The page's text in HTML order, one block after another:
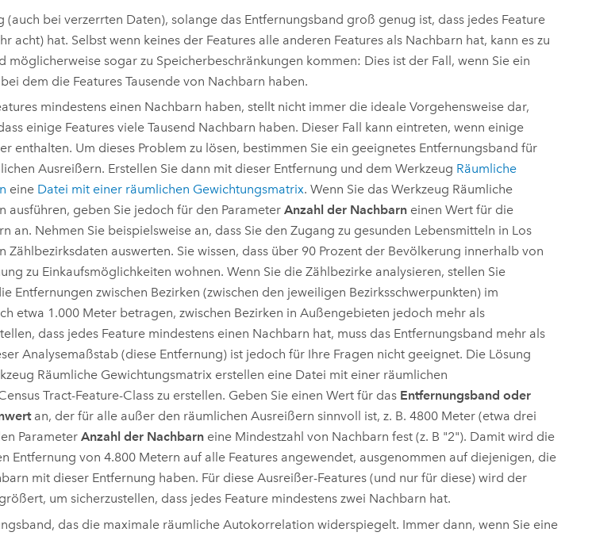
(auch bei verzerrten Daten), solange das Entfernungsband groß genug ist, dass jedes Feature
acht) hat. Selbst wenn keines der Features alle anderen Features als Nachbarn hat, kann es zu
möglicherweise sogar zu Speicherbeschränkungen kommen: Dies ist der Fall, wenn Sie ein
dem die Features Tausende von Nachbarn haben.
mindestens einen Nachbarn haben, stellt nicht immer die ideale Vorgehensweise dar,
einige Features viele Tausend Nachbarn haben. Dieser Fall kann eintreten, wenn einige
enthalten. Um dieses Problem zu lösen, bestimmen Sie ein geeignetes Entfernungsband für
Ausreißern. Erstellen Sie dann mit dieser Entfernung und dem Werkzeug Räumliche
eine Datei mit einer räumlichen Gewichtungsmatrix. Wenn Sie das Werkzeug Räumliche
ausführen, geben Sie jedoch für den Parameter Anzahl der Nachbarneinen Wert für die
an. Nehmen Sie beispielsweise an, dass Sie den Zugang zu gesunden Lebensmitteln in Los
Zählbezirksdaten auswerten. Sie wissen, dass über 90 Prozent der Bevölkerung innerhalb von
zu Einkaufsmöglichkeiten wohnen. Wenn Sie die Zählbezirke analysieren, stellen Sie
Entfernungen zwischen Bezirken (zwischen den jeweiligen Bezirksschwerpunkten) im
etwa 1.000 Meter betragen, zwischen Bezirken in Außengebieten jedoch mehr als
dass jedes Feature mindestens einen Nachbarn hat, muss das Entfernungsband mehr als
Analysemaßstab (diese Entfernung) ist jedoch für Ihre Fragen nicht geeignet. Die Lösung
Räumliche Gewichtungsmatrix erstellen eine Datei mit einer räumlichen
Tract-Feature-Class zu erstellen. Geben Sie einen Wert für das Entfernungsband oder
an, der für alle außer den räumlichen Ausreißern sinnvoll ist, z. B. 4800 Meter (etwa drei
Parameter Anzahl der Nachbarneine Mindestzahl von Nachbarn fest (z. B "2"). Damit wird die
Entfernung von 4.800 Metern auf alle Features angewendet, ausgenommen auf diejenigen, die
mit dieser Entfernung haben. Für diese Ausreißer-Features (und nur für diese) wird der
um sicherzustellen, dass jedes Feature mindestens zwei Nachbarn hat.
das die maximale räumliche Autokorrelation widerspiegelt. Immer dann, wenn Sie eine